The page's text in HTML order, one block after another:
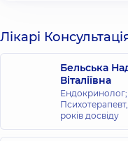
Лікарі
Бельська
Віталіївна
Ендокринолог;
Психотерапевт,
років досвіду